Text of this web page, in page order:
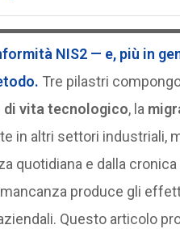
NIS2— e, più in
Tre pilastri
vita tecnologico, la
in altri settori industriali,
quotidiana e dalla
produce gli
Questo articolo